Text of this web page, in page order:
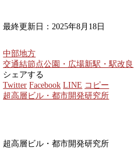
最終更新日：2025年8月18日
中部地方
交通結節点公園・広場新駅・駅改良
シェアする
Twitter Facebook LINE コピー
超高層ビル・都市開発研究所
超高層ビル・都市開発研究所